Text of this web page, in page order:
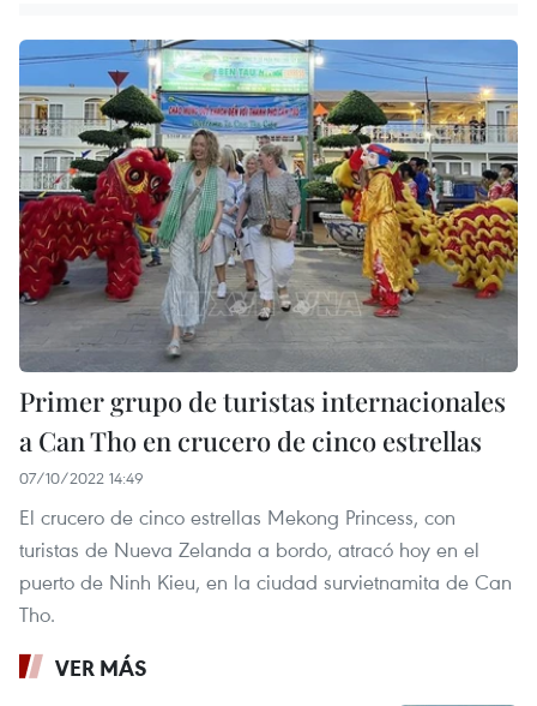
Primer grupo de turistas internacionales
a Can Tho en crucero de cinco estrellas
07/10/2022 14:49
El crucero de cinco estrellas Mekong Princess, con
turistas de Nueva Zelanda a bordo, atracó hoy en el
puerto de Ninh Kieu, en la ciudad survietnamita de Can
Tho.
VER MÁS